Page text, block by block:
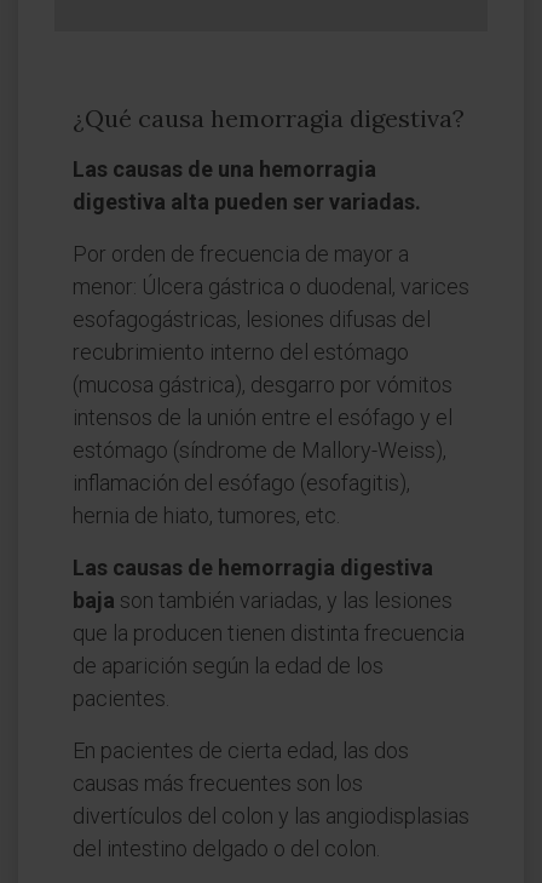
¿Qué causa hemorragia digestiva?
Las causas de una hemorragia
digestiva alta pueden ser variadas.
Por orden de frecuencia de mayor a
menor: Úlcera gástrica o duodenal, varices
esofagogástricas, lesiones difusas del
recubrimiento interno del estómago
(mucosa gástrica), desgarro por vómitos
intensos de la unión entre el esófago y el
estómago (síndrome de Mallory-Weiss),
inflamación del esófago (esofagitis),
hernia de hiato, tumores, etc.
Las causas de hemorragia digestiva
baja son también variadas, y las lesiones
que la producen tienen distinta frecuencia
de aparición según la edad de los
pacientes.
En pacientes de cierta edad, las dos
causas más frecuentes son los
divertículos del colon y las angiodisplasias
del intestino delgado o del colon.